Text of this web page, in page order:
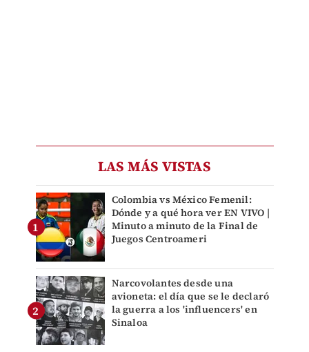
LAS MÁS VISTAS
Colombia vs México Femenil:
Dónde y a qué hora ver EN VIVO |
Minuto a minuto de la Final de
Juegos Centroameri
Narcovolantes desde una
avioneta: el día que se le declaró
la guerra a los 'influencers' en
Sinaloa